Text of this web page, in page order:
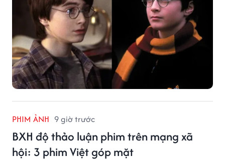
PHIM ẢNH 9 giờ trước
BXH độ thảo luận phim trên mạng xã
hội: 3 phim Việt góp mặt